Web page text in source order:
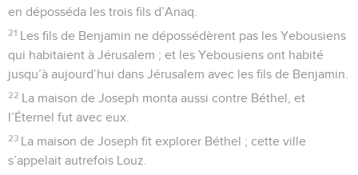
en déposséda les trois fils d’Anaq.
21 Les fils de Benjamin ne dépossédèrent pas les Yebousiens
qui habitaient à Jérusalem ; et les Yebousiens ont habité
jusqu’à aujourd’hui dans Jérusalem avec les fils de Benjamin.
22 La maison de Joseph monta aussi contre Béthel, et
l’Éternel fut avec eux.
23 La maison de Joseph fit explorer Béthel ; cette ville
s’appelait autrefois Louz.